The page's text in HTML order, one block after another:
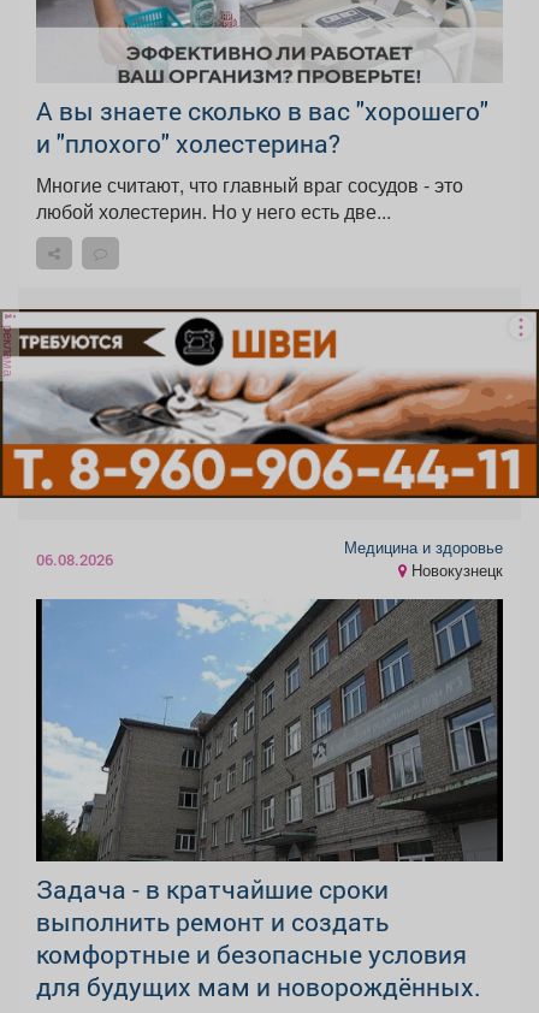
А вы знаете сколько в вас "хорошего"
и "плохого" холестерина?
Многие считают, что главный враг сосудов - это
любой холестерин. Но у него есть две...
реклама
06.08.2026
Медицина и здоровье
Новокузнецк
Задача - в кратчайшие сроки
выполнить ремонт и создать
комфортные и безопасные условия
для будущих мам и новорождённых.